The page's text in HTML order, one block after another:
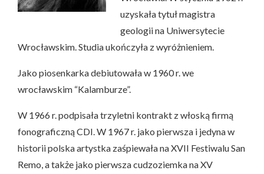
uzyskała tytuł magistra
geologii na Uniwersytecie
Wrocławskim. Studia ukończyła z wyróżnieniem.
Jako piosenkarka debiutowała w 1960 r. we
wrocławskim “Kalamburze”.
W 1966 r. podpisała trzyletni kontrakt z włoską firmą
fonograficzną CDI. W 1967 r. jako pierwsza i jedyna w
historii polska artystka zaśpiewała na XVII Festiwalu San
Remo, a także jako pierwsza cudzoziemka na XV